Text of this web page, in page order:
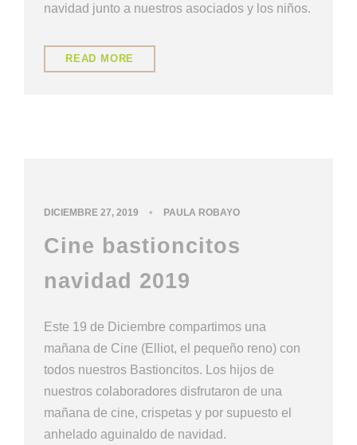
navidad junto a nuestros asociados y los niños.
READ MORE
DICIEMBRE 27, 2019 • PAULA ROBAYO
Cine bastioncitos
navidad 2019
Este 19 de Diciembre compartimos una
mañana de Cine (Elliot, el pequeño reno) con
todos nuestros Bastioncitos. Los hijos de
nuestros colaboradores disfrutaron de una
mañana de cine, crispetas y por supuesto el
anhelado aguinaldo de navidad.